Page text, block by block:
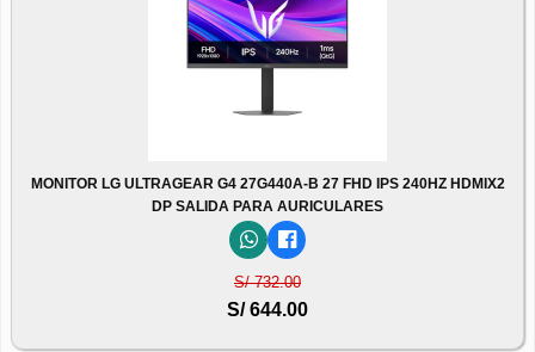
MONITOR LG ULTRAGEAR G4 27G440A-B 27 FHD IPS 240HZ HDMIX2
DP SALIDA PARA AURICULARES
S/ 732.00
S/ 644.00